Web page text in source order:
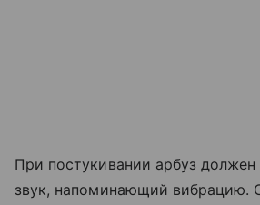
При постукивании арбуз должен
звук, напоминающий вибрацию.